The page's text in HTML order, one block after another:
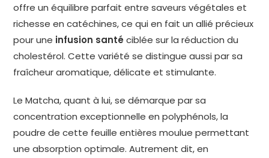
offre un équilibre parfait entre saveurs végétales et
richesse en catéchines, ce qui en fait un allié précieux
pour une infusion santé ciblée sur la réduction du
cholestérol. Cette variété se distingue aussi par sa
fraîcheur aromatique, délicate et stimulante.
Le Matcha, quant à lui, se démarque par sa
concentration exceptionnelle en polyphénols, la
poudre de cette feuille entières moulue permettant
une absorption optimale. Autrement dit, en